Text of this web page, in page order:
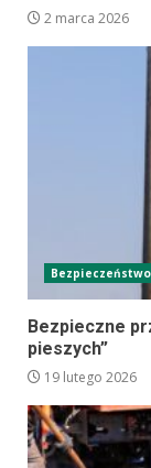
2 marca 2026
Bezpieczeństwo
Bezpieczne
pieszych”
19 lutego 2026